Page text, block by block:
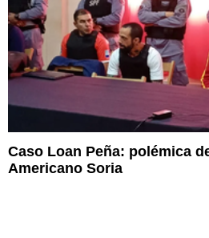
Caso Loan Peña: polémica
Americano Soria